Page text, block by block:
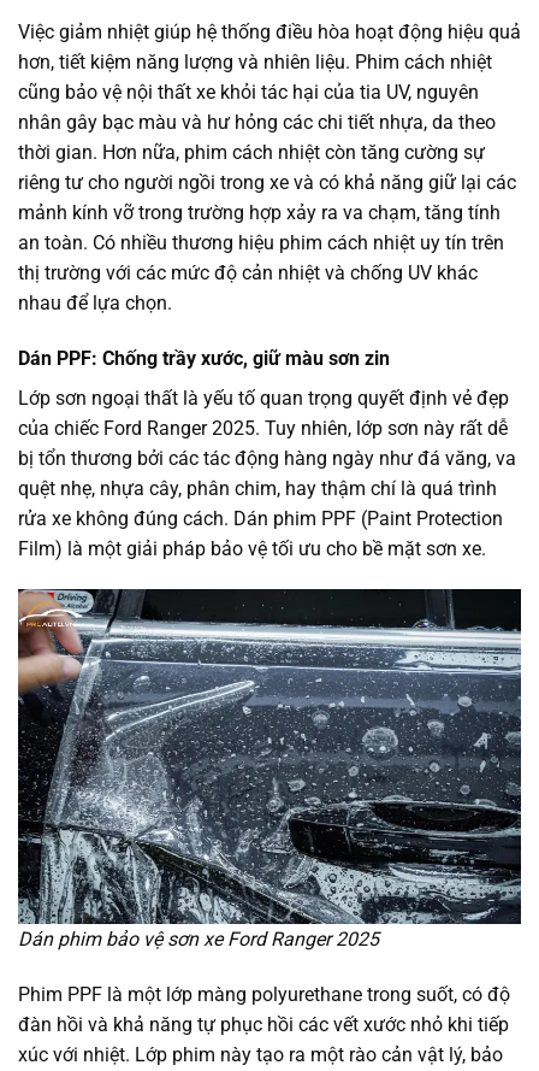
Việc giảm nhiệt giúp hệ thống điều hòa hoạt động hiệu quả
hơn, tiết kiệm năng lượng và nhiên liệu. Phim cách nhiệt
cũng bảo vệ nội thất xe khỏi tác hại của tia UV, nguyên
nhân gây bạc màu và hư hỏng các chi tiết nhựa, da theo
thời gian. Hơn nữa, phim cách nhiệt còn tăng cường sự
riêng tư cho người ngồi trong xe và có khả năng giữ lại các
mảnh kính vỡ trong trường hợp xảy ra va chạm, tăng tính
an toàn. Có nhiều thương hiệu phim cách nhiệt uy tín trên
thị trường với các mức độ cản nhiệt và chống UV khác
nhau để lựa chọn.
Dán PPF: Chống trầy xước, giữ màu sơn zin
Lớp sơn ngoại thất là yếu tố quan trọng quyết định vẻ đẹp
của chiếc Ford Ranger 2025. Tuy nhiên, lớp sơn này rất dễ
bị tổn thương bởi các tác động hàng ngày như đá văng, va
quệt nhẹ, nhựa cây, phân chim, hay thậm chí là quá trình
rửa xe không đúng cách. Dán phim PPF (Paint Protection
Film) là một giải pháp bảo vệ tối ưu cho bề mặt sơn xe.
Dán phim bảo vệ sơn xe Ford Ranger 2025
Phim PPF là một lớp màng polyurethane trong suốt, có độ
đàn hồi và khả năng tự phục hồi các vết xước nhỏ khi tiếp
xúc với nhiệt. Lớp phim này tạo ra một rào cản vật lý, bảo